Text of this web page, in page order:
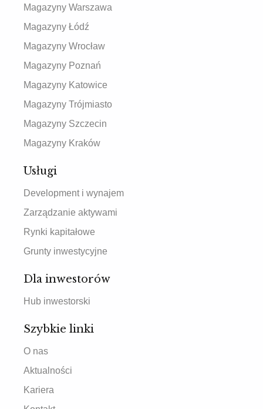
Magazyny Warszawa
Magazyny Łódź
Magazyny Wrocław
Magazyny Poznań
Magazyny Katowice
Magazyny Trójmiasto
Magazyny Szczecin
Magazyny Kraków
Usługi
Development i wynajem
Zarządzanie aktywami
Rynki kapitałowe
Grunty inwestycyjne
Dla inwestorów
Hub inwestorski
Szybkie linki
O nas
Aktualności
Kariera